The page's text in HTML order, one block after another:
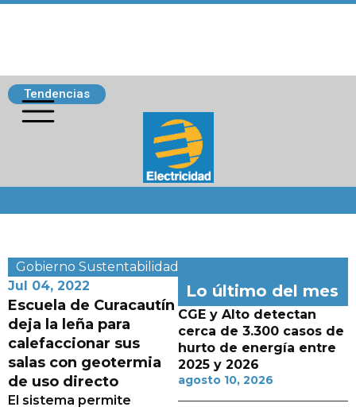
Tendencias
Gobierno Sustentabilidad
Jul 04, 2022
Escuela de Curacautín
deja la leña para
calefaccionar sus
salas con geotermia
de uso directo
El sistema permite
Lo último del mes
CGE y Alto detectan
cerca de 3.300 casos de
hurto de energía entre
2025 y 2026
agosto 10, 2026